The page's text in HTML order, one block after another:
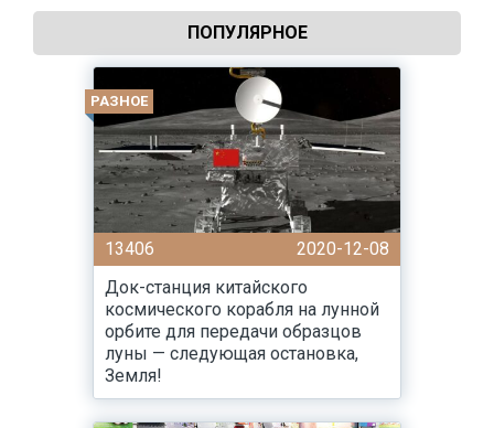
ПОПУЛЯРНОЕ
РАЗНОЕ
13406
2020-12-08
Док-станция китайского
космического корабля на лунной
орбите для передачи образцов
луны — следующая остановка,
Земля!